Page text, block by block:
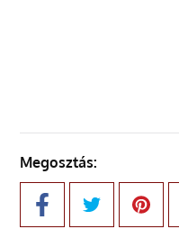
Megosztás: